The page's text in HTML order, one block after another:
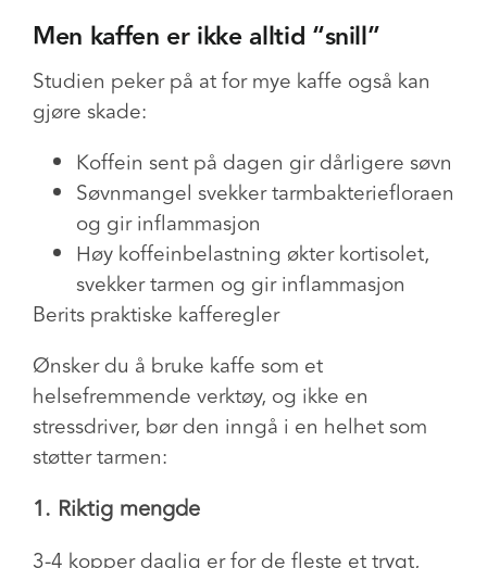
Men kaffen er ikke alltid “snill”
Studien peker på atfor mye kaffe også kan
gjøre skade:
Koffein sent på dagen gir dårligere søvn
Søvnmangel svekker tarmbakteriefloraen
og gir inflammasjon
Høy koffeinbelastning økter kortisolet,
svekker tarmen og gir inflammasjon
Berits praktiske kafferegler
Ønsker du å bruke kaffe som et
helsefremmende verktøy, og ikke en
stressdriver, bør den inngå i en helhet som
støtter tarmen:
1. Riktig mengde
3-4 kopper daglig er for de fleste et trygt,